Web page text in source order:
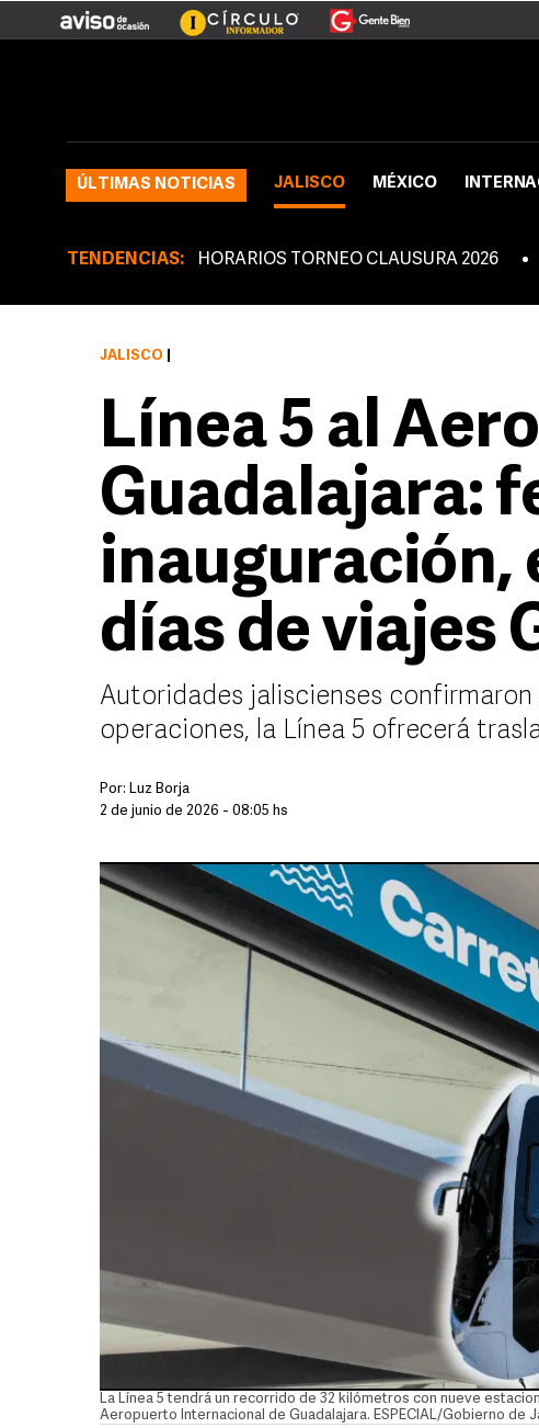
ÚLTIMAS NOTICIAS JALISCO MÉXICO
TENDENCIAS: HORARIOS TORNEO CLAUSURA 2026
JALISCO
Línea 5 al
Guadalajara:
inauguración,
días de viajes
Autoridades jaliscienses
operaciones, la Línea 5 ofrecerá
Por: Luz Borja
2 de junio de 2026 - 08:05 hs
La Línea 5 tendrá un recorrido de 32 kilómetros con nueve
Aeropuerto Internacional de Guadalajara. ESPECIAL/Gobierno de